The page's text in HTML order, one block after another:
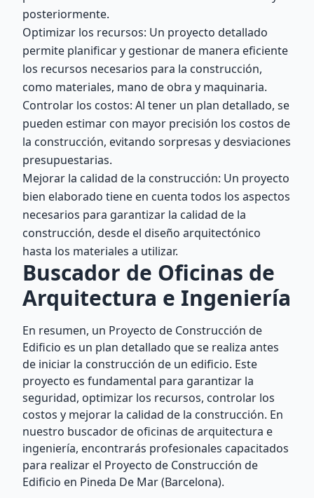
posteriormente.
Optimizar los recursos: Un proyecto detallado
permite planificar y gestionar de manera eficiente
los recursos necesarios para la construcción,
como materiales, mano de obra y maquinaria.
Controlar los costos: Al tener un plan detallado, se
pueden estimar con mayor precisión los costos de
la construcción, evitando sorpresas y desviaciones
presupuestarias.
Mejorar la calidad de la construcción: Un proyecto
bien elaborado tiene en cuenta todos los aspectos
necesarios para garantizar la calidad de la
construcción, desde el diseño arquitectónico
hasta los materiales a utilizar.
Buscador de Oficinas de
Arquitectura e Ingeniería
En resumen, un Proyecto de Construcción de
Edificio es un plan detallado que se realiza antes
de iniciar la construcción de un edificio. Este
proyecto es fundamental para garantizar la
seguridad, optimizar los recursos, controlar los
costos y mejorar la calidad de la construcción. En
nuestro buscador de oficinas de arquitectura e
ingeniería, encontrarás profesionales capacitados
para realizar el Proyecto de Construcción de
Edificio en Pineda De Mar (Barcelona).